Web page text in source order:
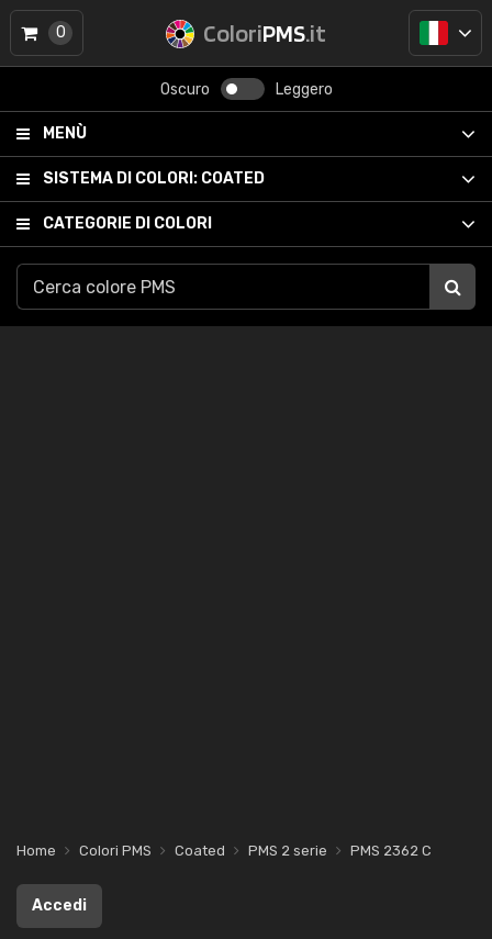
ColoriPMS.it
Oscuro Leggero
MENÙ
SISTEMA DI COLORI: COATED
CATEGORIE DI COLORI
0
Home Colori PMS Coated PMS 2 serie PMS 2362 C
Accedi